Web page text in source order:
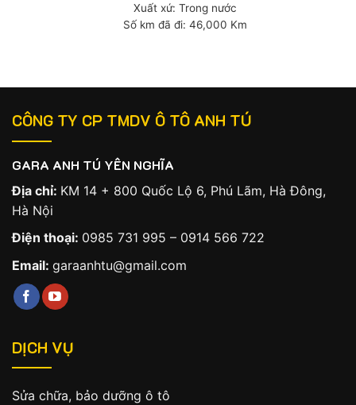
Xuất xứ: Trong nước
Số km đã đi: 46,000 Km
CÔNG TY CP TMDV Ô TÔ ANH TÚ
GARA ANH TÚ YÊN NGHĨA
Địa chỉ: KM 14 + 800 Quốc Lộ 6, Phú Lãm, Hà Đông,
Hà Nội
Điện thoại: 0985 731 995 – 0914 566 722
Email: garaanhtu@gmail.com
DỊCH VỤ
Sửa chữa, bảo dưỡng ô tô